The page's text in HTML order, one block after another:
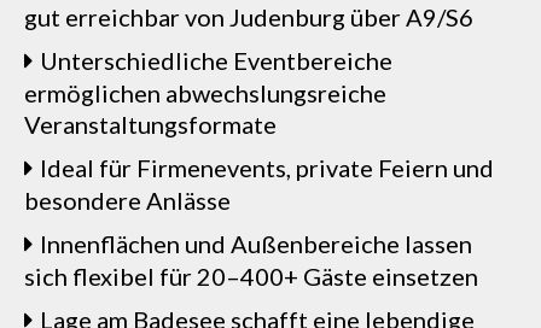
gut erreichbar von Judenburg über A9/S6
Unterschiedliche Eventbereiche
ermöglichen abwechslungsreiche
Veranstaltungsformate
Ideal für Firmenevents, private Feiern und
besondere Anlässe
Innenflächen und Außenbereiche lassen
sich flexibel für 20–400+ Gäste einsetzen
Lage am Badesee schafft eine lebendige